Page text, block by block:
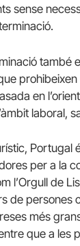
sense
també
en
laboral,
Portugal
per a la
l’Orgull de
de persones
més
que a les